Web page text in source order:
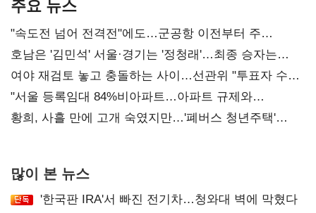
주요 뉴스
"속도전 넘어 전격전"에도…군공항 이전부터 주
52시간까지 '뇌관'
호남은 '김민석' 서울·경기는 '정청래'…최종 승자는
'안갯속'
여야 재검토 놓고 충돌하는 사이…선관위 "투표자 수
오차 당연"
"서울 등록임대 84%비아파트…아파트 규제와
달리해야"
황희, 사흘 만에 고개 숙였지만…'폐버스 청년주택'
많이 본 뉴스
'한국판 IRA'서 빠진 전기차…청와대 벽에 막혔다